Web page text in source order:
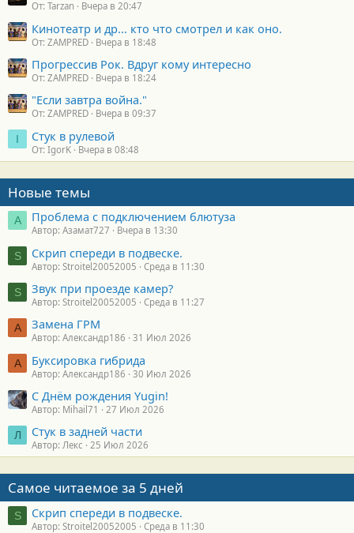
От: Tarzan Вчера в 20:47
Кинотеатр и др... кто что смотрел и как оно.
От: ZAMPRED Вчера в 18:48
Прогрессив Рок. Вдруг кому интересно
От: ZAMPRED Вчера в 18:24
"Если завтра война."
От: ZAMPRED Вчера в 09:37
I Стук в рулевой
От: IgorK Вчера в 08:48
Новые темы
А Проблема с подключением блютуза
Автор: Азамат727 Вчера в 13:30
S Скрип спереди в подвеске.
Автор: Stroitel20052005 Среда в 11:30
S Звук при проезде камер?
Автор: Stroitel20052005 Среда в 11:27
А Замена ГРМ
Автор: Александр186 31 Июл 2026
А Буксировка гибрида
Автор: Александр186 30 Июл 2026
С Днём рождения Yugin!
Автор: Mihail71 27 Июл 2026
Л Стук в задней части
Автор: Лекс 25 Июл 2026
Самое читаемое за 5 дней
S Скрип спереди в подвеске.
Автор: Stroitel20052005 Среда в 11:30